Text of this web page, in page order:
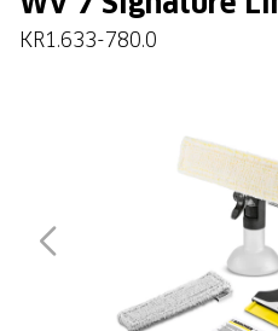
KR1.633-780.0